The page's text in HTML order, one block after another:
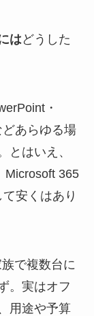
はどうした
・
あらゆる場
とはいえ、
Microsoft 365
安くはあり
で複数台に
。実はオフ
用途や予算